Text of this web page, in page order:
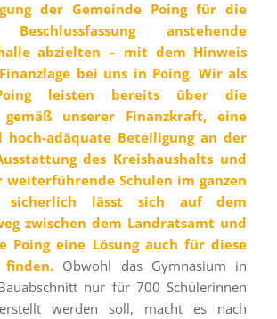
der Gemeinde Poing für die
anstehende
abzielten – mit dem Hinweis
bei uns in Poing. Wir als
leisten bereits über die
gemäß unserer Finanzkraft, eine
hoch-adäquate Beteiligung an der
des Kreishaushalts und
Schulen im ganzen
sicherlich lässt sich auf dem
zwischen dem Landratsamt und
Poing eine Lösung auch für diese
finden. Obwohl das Gymnasium in
nur für 700 Schülerinnen
werden soll, macht es nach